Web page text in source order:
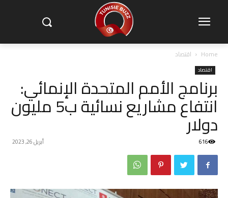
Home اقتصاد
اقتصاد
برنامج الأمم المتحدة الإنمائي:
انتفاع مشاريع نسائية ب5 مليون
دولار
أبريل 26, 2023 616